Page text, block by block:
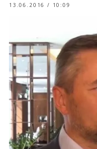
13.06.2016 / 10:09